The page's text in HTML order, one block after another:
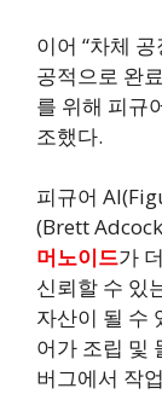
이어 “차체
공적으로 완
를 위해 피규
조했다.
피규어
(Brett
머노이드가
신뢰할 수 있
자산이 될 수
어가 조립 및
버그에서 작